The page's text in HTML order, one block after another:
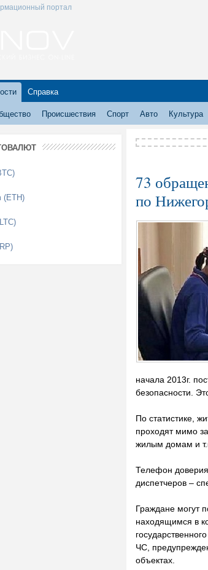
портал
Справка
Происшествия Спорт Авто Культура
(ETH)
73
по
начала 2013г.
безопасности.
По статистике,
проходят мимо
жилым домам и
Телефон
диспетчеров –
Граждане могут
находящимся в
ЧС,
объектах.